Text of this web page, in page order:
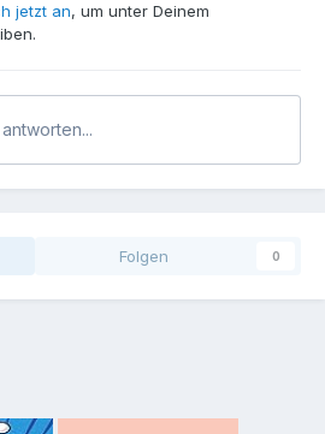
jetzt an, um unter Deinem
Folgen 0